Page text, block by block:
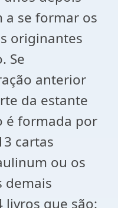
a se formar os
originantes
Se
anterior
da estante
é formada por
cartas
ou os
demais
livros que são: